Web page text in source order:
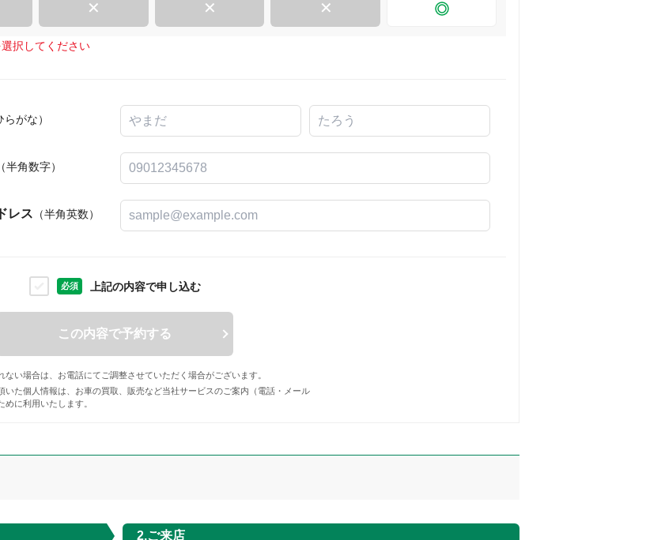
択してください
らがな）
（半角数字）
レス （半角英数）
必須 上記の内容で申し込む
この内容で予約する
ない場合は、お電話にてご調整させていただく場合がございます。
いた個人情報は、お車の買取、販売など当社サービスのご案内（電話・メール
めに利用いたします。
2.ご来店